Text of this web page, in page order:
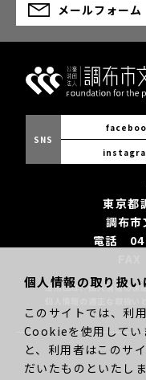
メールフォーム
SNS
東京都
調布市
電話
当財団は、個人情報の保
個人情報の取り扱い
このサイトでは、利
Cookieを使用してい
と、利用者はこのサ
だいたものといたし